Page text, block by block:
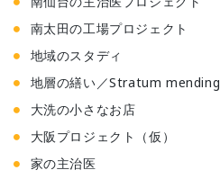
南太田の工場プロジェクト
地域のスタディ
地層の繕い／Stratum mending
大洗の小さなお店
大阪プロジェクト（仮）
家の主治医